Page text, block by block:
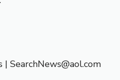
| SearchNews@aol.com